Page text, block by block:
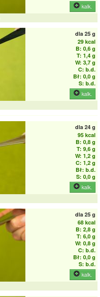
kalk.
dla 25 g
29 kcal
B: 0,6 g
T: 1,4 g
W: 3,7 g
C: b.d.
Bł: 0,0 g
S: b.d.
kalk.
dla 24 g
95 kcal
B: 0,8 g
T: 9,6 g
W: 1,2 g
C: 1,2 g
Bł: b.d.
S: 0,0 g
kalk.
dla 25 g
68 kcal
B: 2,8 g
T: 6,0 g
W: 0,8 g
C: b.d.
Bł: 0,0 g
S: b.d.
kalk.